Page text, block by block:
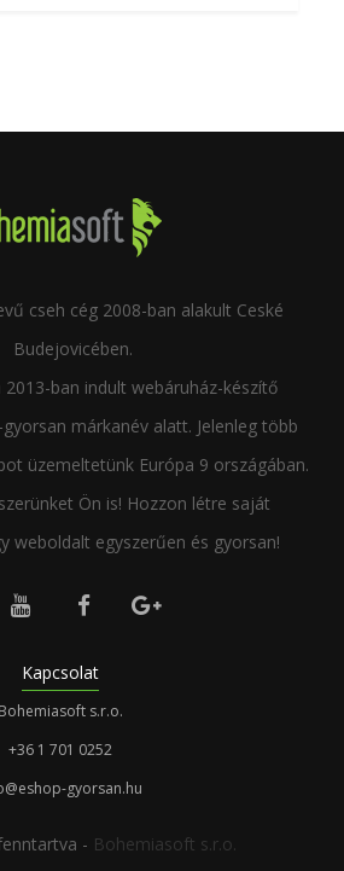
cseh cég 2008-ban alakult Ceské
Budejovicében.
ban indult webáruház-készítő
márkanév alatt. Jelenleg több
üzemeltetünk Európa 9 országában.
Ön is! Hozzon létre saját
weboldalt egyszerűen és gyorsan!
  
Kapcsolat
Bohemiasoft s.r.o.
+36 1 701 0252
gyorsan.hu
- Bohemiasoft s.r.o.